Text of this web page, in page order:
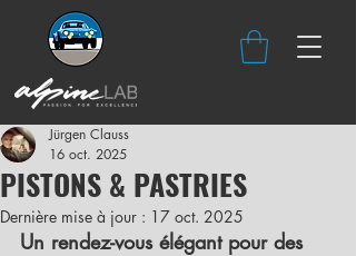
PISTONS & PASTRIES
Jürgen Clauss
16 oct. 2025
Dernière mise à jour : 17 oct. 2025
Un rendez-vous élégant pour des